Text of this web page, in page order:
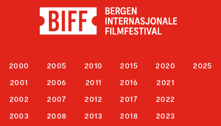
2000
2001
2002
2003
2005
2006
2007
2008
2010
2011
2012
2013
2015
2016
2017
2018
2020
2021
2022
2023
2025